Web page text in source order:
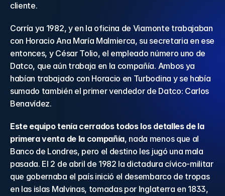
cliente.
Corría ya 1982, y en la oficina de Viamonte trabajaban
con Horacio Ana María Malmierca, su secretaria en ese
entonces, y César Tolio, el empleado número uno de
Datco, que aún trabaja en la compañía. Ambos ya
habían trabajado con Horacio en Turbodina y se había
sumado también el primer vendedor de Datco: Carlos
Benavídez.
Este equipo tenía cerrados todos los detalles de la
primera venta de la compañía, nada menos que al
Banco de Londres, pero el destino les jugó una mala
pasada. El 2 de abril de 1982 la dictadura cívico-militar
que gobernaba el país inició el desembarco de tropas
en las islas Malvinas, tomadas por Inglaterra en 1833,